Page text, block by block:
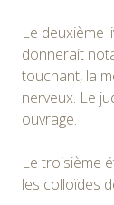
Le deuxième
donnerait
touchant, la
nerveux. Le
ouvrage.
Le troisième
les colloïdes